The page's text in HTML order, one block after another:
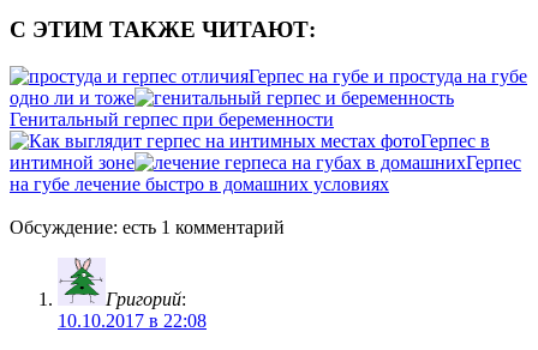
С ЭТИМ ТАКЖЕ ЧИТАЮТ:
Герпес на губе и простуда на губе
одно ли и тоже
Генитальный герпес при беременности
Герпес в
интимной зоне
Герпес
на губе лечение быстро в домашних условиях
Обсуждение: есть 1 комментарий
Григорий:
10.10.2017 в 22:08